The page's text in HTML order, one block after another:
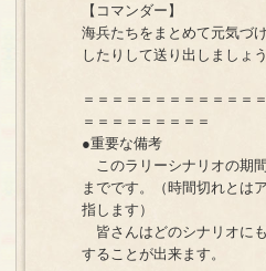
【コマンダー】
海兵たちをまとめて元気づ
したりして送り出しましょう
＝＝＝＝＝＝＝＝＝＝＝＝
＝＝＝＝＝＝＝＝＝
●重要な備考
このラリーシナリオの期
までです。（時間切れとは
指します）
皆さんはどのシナリオに
することが出来ます。